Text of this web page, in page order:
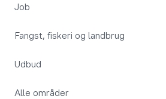
Job
Fangst, fiskeri og landbrug
Udbud
Alle områder